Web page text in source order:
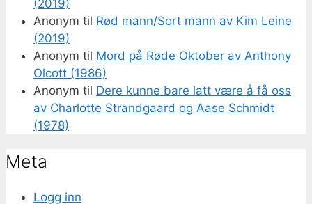
(2019)
Anonym til Rød mann/Sort mann av Kim Leine
(2019)
Anonym til Mord på Røde Oktober av Anthony
Olcott (1986)
Anonym til Dere kunne bare latt være å få oss
av Charlotte Strandgaard og Aase Schmidt
(1978)
Meta
Logg inn